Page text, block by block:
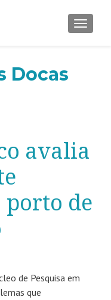
Docas
avalia
porto de
de Pesquisa em
que